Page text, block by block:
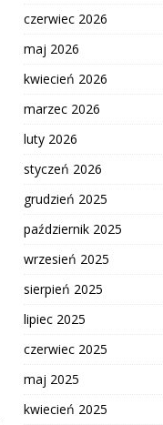
czerwiec 2026
maj 2026
kwiecień 2026
marzec 2026
luty 2026
styczeń 2026
grudzień 2025
październik 2025
wrzesień 2025
sierpień 2025
lipiec 2025
czerwiec 2025
maj 2025
kwiecień 2025